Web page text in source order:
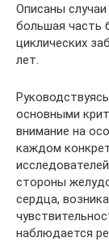
Описаны
большая часть
циклических
лет.
основными
внимание на
каждом
стороны
сердца,
наблюдается